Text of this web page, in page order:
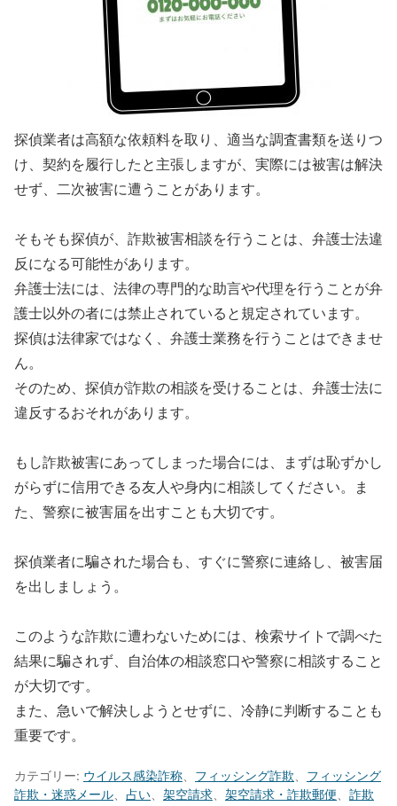
探偵業者は高額な依頼料を取り、適当な調査書類を送りつ
け、契約を履行したと主張しますが、実際には被害は解決
せず、二次被害に遭うことがあります。
そもそも探偵が、詐欺被害相談を行うことは、弁護士法違
反になる可能性があります。
弁護士法には、法律の専門的な助言や代理を行うことが弁
護士以外の者には禁止されていると規定されています。
探偵は法律家ではなく、弁護士業務を行うことはできませ
ん。
そのため、探偵が詐欺の相談を受けることは、弁護士法に
違反するおそれがあります。
もし詐欺被害にあってしまった場合には、まずは恥ずかし
がらずに信用できる友人や身内に相談してください。ま
た、警察に被害届を出すことも大切です。
探偵業者に騙された場合も、すぐに警察に連絡し、被害届
を出しましょう。
このような詐欺に遭わないためには、検索サイトで調べた
結果に騙されず、自治体の相談窓口や警察に相談すること
が大切です。
また、急いで解決しようとせずに、冷静に判断することも
重要です。
カテゴリー: ウイルス感染詐称、 フィッシング詐欺、 フィッシング
詐欺・迷惑メール、 占い、 架空請求、 架空請求・詐欺郵便、 詐欺